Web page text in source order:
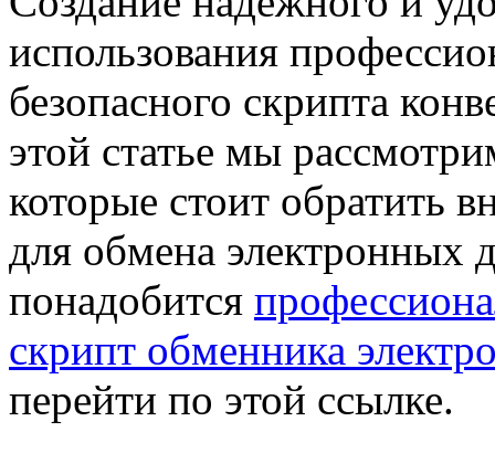
использования
безопасного скрипта
этой статье мы
которые стоит обратить
для обмена электронных
понадобится
скрипт обменника
перейти по этой ссылке.